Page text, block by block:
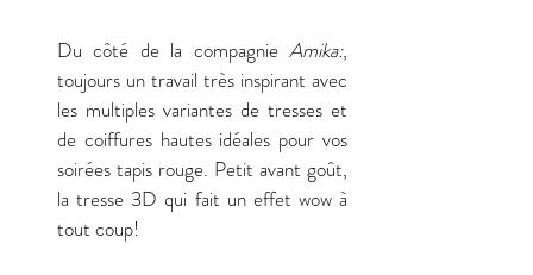
Du côté de la compagnie Amika:,
toujours un travail très inspirant avec
les multiples variantes de tresses et
de coiffures hautes idéales pour vos
soirées tapis rouge. Petit avant goût,
la tresse 3D qui fait un effet wow à
tout coup!